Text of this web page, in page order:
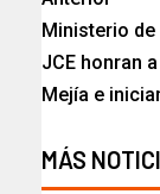
Ministerio de
JCE honran
Mejía e
MÁS